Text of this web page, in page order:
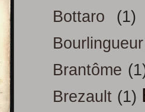
Bottaro
(1)
Bourlingueur
Brantôme
Brezault (1)